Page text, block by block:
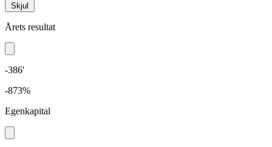
Skjul
Årets resultat
-386'
-873%
Egenkapital